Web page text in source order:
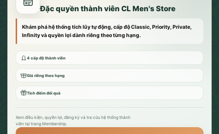
Đặc quyền thành viên CL Men's Store
Khám phá hệ thống tích lũy tự động, cấp độ Classic, Priority, Private,
Infinity và quyền lợi dành riêng theo từng hạng.
4 cấp độ thành viên
Giá riêng theo hạng
Tích điểm đổi quà
Xem điều kiện, quyền lợi, đăng ký và tra cứu hệ thống thành
viên tại trang Membership.